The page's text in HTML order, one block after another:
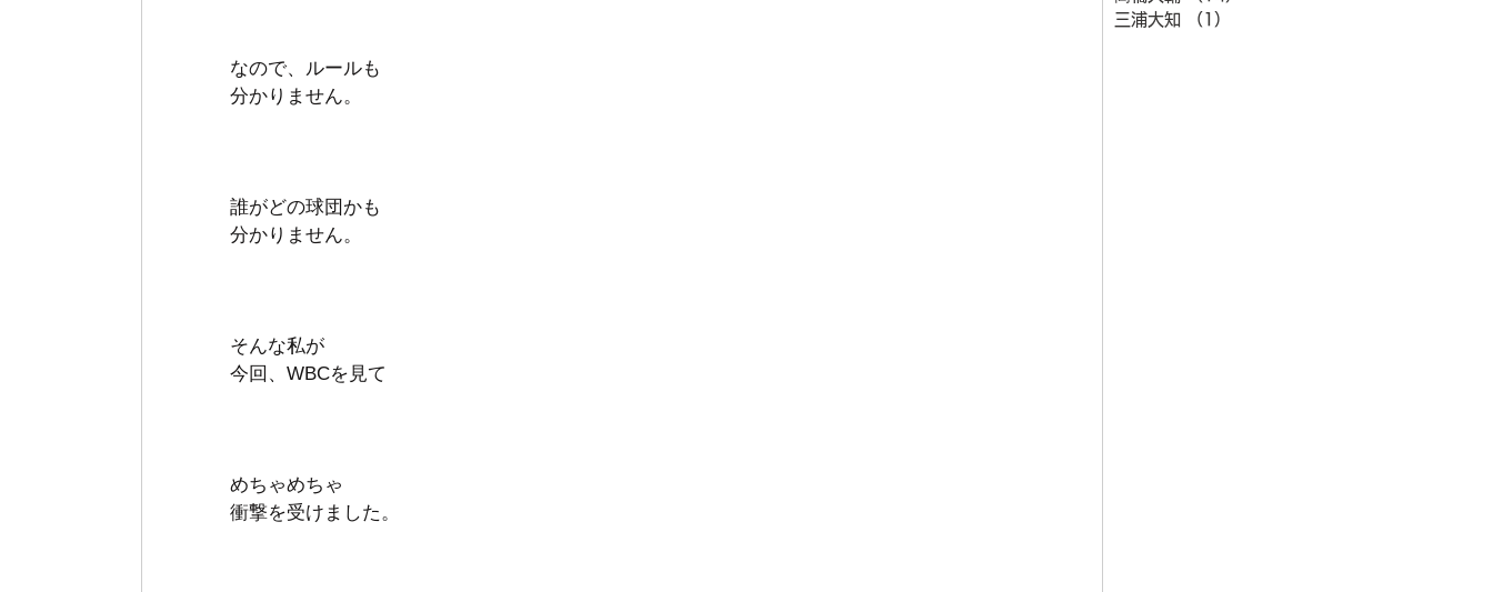
なので、ルールも
分かりません。
誰がどの球団かも
分かりません。
そんな私が
今回、WBCを見て
めちゃめちゃ
衝撃を受けました。
三浦大知
（1）